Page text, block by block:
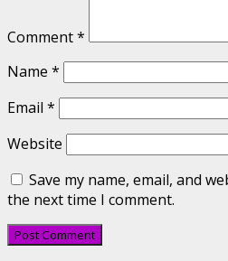
Comment*
Name *
Email *
Website
Save my name, email, and
the next time I comment.